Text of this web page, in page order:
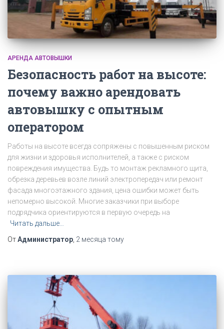
АРЕНДА АВТОВЫШКИ
Безопасность работ на высоте:
почему важно арендовать
автовышку с опытным
оператором
Работы на высоте всегда сопряжены с повышенным риском
для жизни и здоровья исполнителей, а также с риском
повреждения имущества. Будь то монтаж рекламного щита,
обрезка деревьев возле линий электропередач или ремонт
фасада многоэтажного здания, цена ошибки может быть
непомерно высокой. Многие заказчики при выборе
подрядчика ориентируются в первую очередь на
Читать дальше…
ОтАдминистратор 2 месяца тому